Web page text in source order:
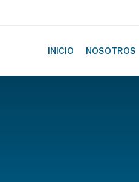
INICIO NOSOTROS